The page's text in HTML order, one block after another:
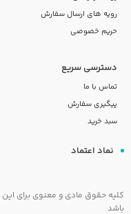
رویه های ارسال سفارش
حریم خصوصی
دسترسی سریع
تماس با ما
پیگیری سفارش
سبد خرید
نماد اعتماد
کلیه حقوق مادی و معنوی برای
باشد